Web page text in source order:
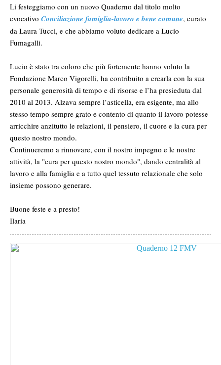
Li festeggiamo con un nuovo Quaderno dal titolo molto
evocativo Conciliazione famiglia-lavoro e bene comune, curato
da Laura Tucci, e che abbiamo voluto dedicare a Lucio
Fumagalli.
Lucio è stato tra coloro che più fortemente hanno voluto la
Fondazione Marco Vigorelli, ha contribuito a crearla con la sua
personale generosità di tempo e di risorse e l’ha presieduta dal
2010 al 2013. Alzava sempre l’asticella, era esigente, ma allo
stesso tempo sempre grato e contento di quanto il lavoro potesse
arricchire anzitutto le relazioni, il pensiero, il cuore e la cura per
questo nostro mondo.
Continueremo a rinnovare, con il nostro impegno e le nostre
attività, la "cura per questo nostro mondo", dando centralità al
lavoro e alla famiglia e a tutto quel tessuto relazionale che solo
insieme possono generare.
Buone feste e a presto!
Ilaria